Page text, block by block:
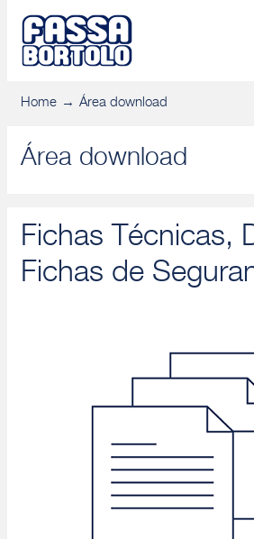
Home Área download
Área download
Fichas Técnicas,
Fichas de